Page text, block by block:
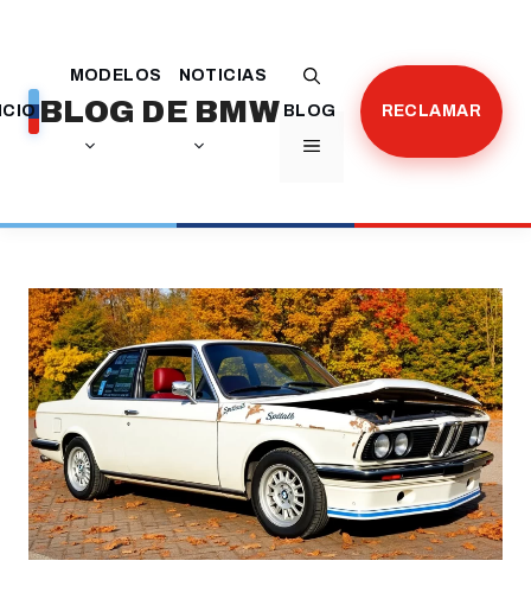
contenido
BLOG DE BMW
MENÚ
MODELOS
NOTICIAS
BLOG
RECLAMAR